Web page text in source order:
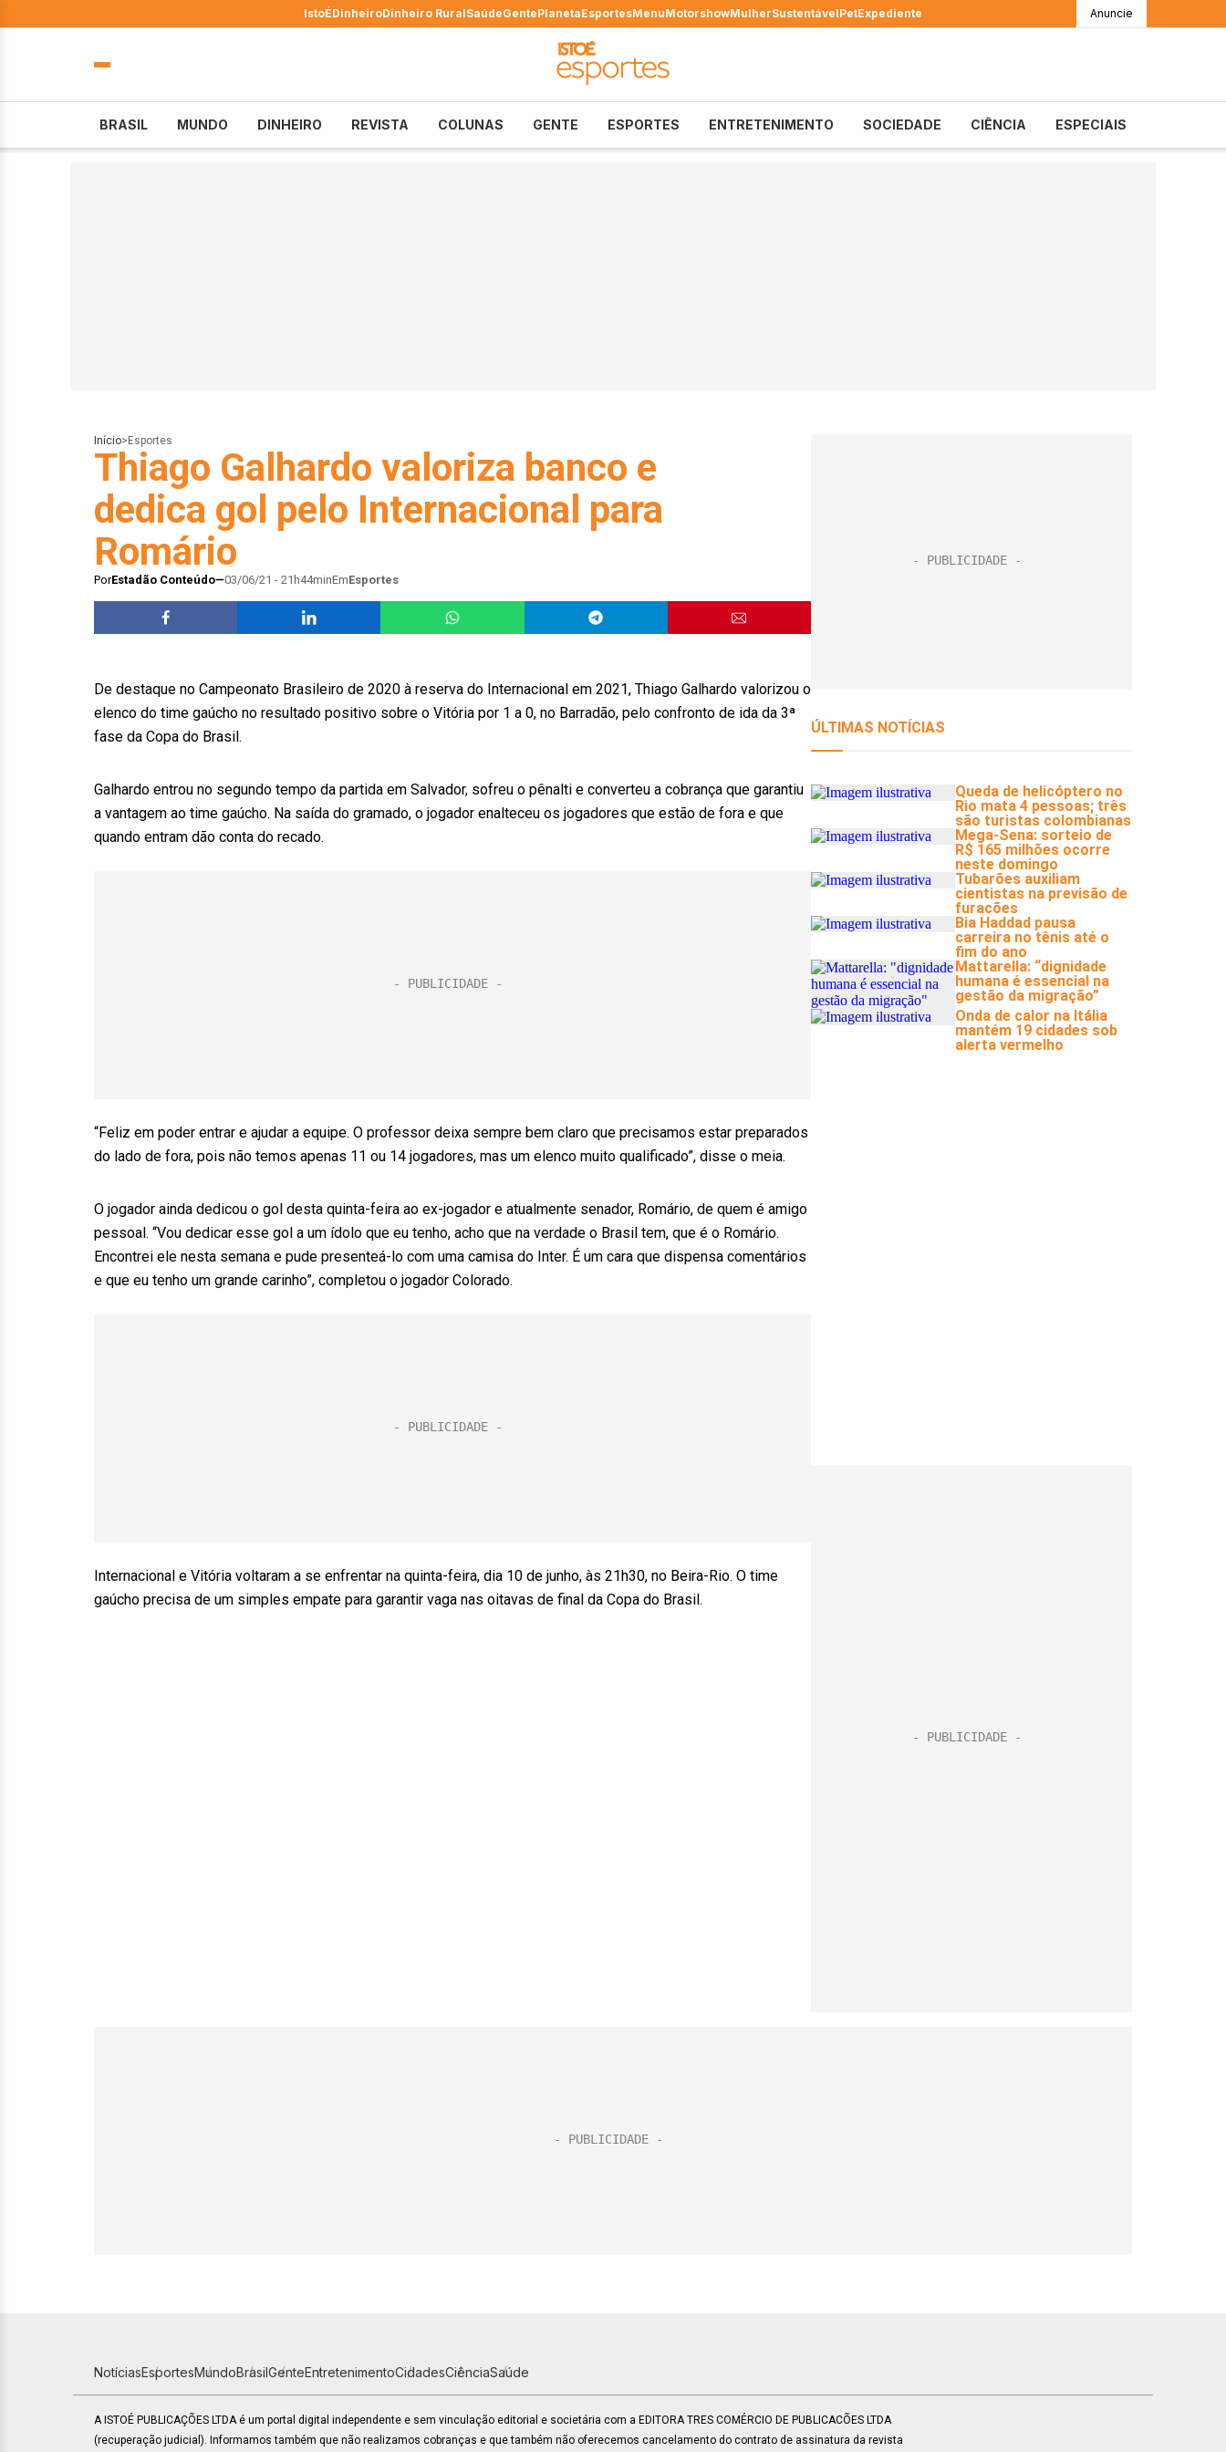
IstoÉDinheiroDinheiro RuralSaúdeGentePlanetaEsportesMenuMotorshowMulherSustentávelPetExpediente Anuncie
BRASIL MUNDO DINHEIRO REVISTA COLUNAS GENTE ESPORTES ENTRETENIMENTO SOCIEDADE CIÊNCIA ESPECIAIS
Início> Esportes
Thiago Galhardo valoriza banco e
dedica gol pelo Internacional para
Romário
PorEstadão Conteúdo 03/06/21 - 21h44minEmEsportes
De destaque no Campeonato Brasileiro de 2020 à reserva do Internacional em 2021, Thiago Galhardo valorizou o
elenco do time gaúcho no resultado positivo sobre o Vitória por 1 a 0, no Barradão, pelo confronto de ida da 3ª
fase da Copa do Brasil.
Galhardo entrou no segundo tempo da partida em Salvador, sofreu o pênalti e converteu a cobrança que garantiu
a vantagem ao time gaúcho. Na saída do gramado, o jogador enalteceu os jogadores que estão de fora e que
quando entram dão conta do recado.
“Feliz em poder entrar e ajudar a equipe. O professor deixa sempre bem claro que precisamos estar preparados
do lado de fora, pois não temos apenas 11 ou 14 jogadores, mas um elenco muito qualificado”, disse o meia.
O jogador ainda dedicou o gol desta quinta-feira ao ex-jogador e atualmente senador, Romário, de quem é amigo
pessoal. “Vou dedicar esse gol a um ídolo que eu tenho, acho que na verdade o Brasil tem, que é o Romário.
Encontrei ele nesta semana e pude presenteá-lo com uma camisa do Inter. É um cara que dispensa comentários
e que eu tenho um grande carinho”, completou o jogador Colorado.
Internacional e Vitória voltaram a se enfrentar na quinta-feira, dia 10 de junho, às 21h30, no Beira-Rio. O time
gaúcho precisa de um simples empate para garantir vaga nas oitavas de final da Copa do Brasil.
NotíciasEsportesMundoBrasilGenteEntretenimentoCidadesCiênciaSaúde
A ISTOÉ PUBLICAÇÕES LTDA é um portal digital independente e sem vinculação editorial e societária com a EDITORA TRES COMÉRCIO DE PUBLICACÕES LTDA
(recuperação judicial). Informamos também que não realizamos cobranças e que também não oferecemos cancelamento do contrato de assinatura da revista